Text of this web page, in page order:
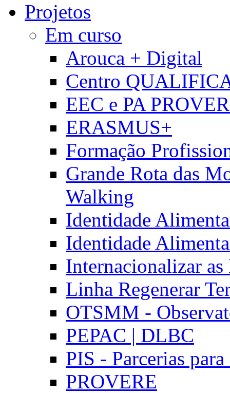
Projetos
Em curso
Arouca + Digital
Centro
EEC e PA
ERASMUS+
Formação
Grande Rota das
Walking
Identidade
Identidade
Internacionalizar
Linha Regenerar
OTSMM -
PEPAC | DLBC
PIS - Parcerias
PROVERE